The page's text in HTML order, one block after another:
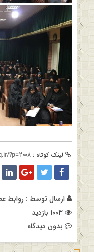
لینک کوتاه : ?p=2008
ارسال توسط : روابط
بدون دیدگاه